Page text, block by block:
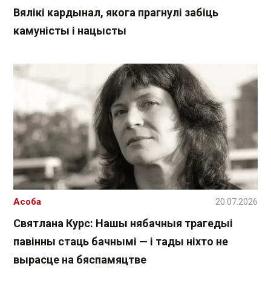
Вялікі кардынал, якога прагнулі забіць
камуністы і нацысты
Святлана Курс: Нашы нябачныя трагедыі
павінны стаць бачнымі — і тады ніхто не
вырасце на бяспамяцтве
Асоба 20.07.2026